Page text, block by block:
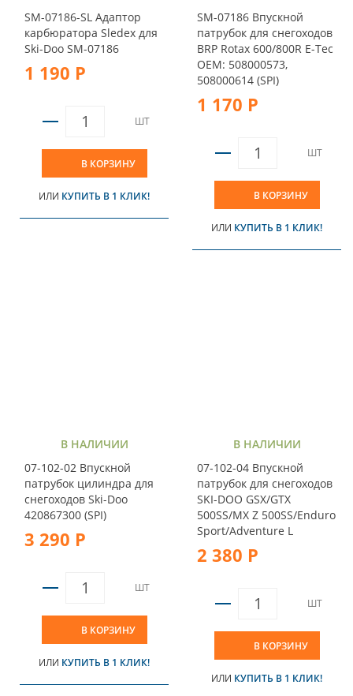
SM-07186-SL Адаптор
карбюратора Sledex для
Ski-Doo SM-07186
1 190 Р
ШТ
В КОРЗИНУ
ИЛИ КУПИТЬ В 1 КЛИК!
SM-07186 Впускной
патрубок для снегоходов
BRP Rotax 600/800R E-Tec
OEM: 508000573,
508000614 (SPI)
1 170 Р
ШТ
В КОРЗИНУ
ИЛИ КУПИТЬ В 1 КЛИК!
В НАЛИЧИИ
07-102-02 Впускной
патрубок цилиндра для
снегоходов Ski-Doo
420867300 (SPI)
3 290 Р
ШТ
В КОРЗИНУ
ИЛИ КУПИТЬ В 1 КЛИК!
В НАЛИЧИИ
07-102-04 Впускной
патрубок для снегоходов
SKI-DOO GSX/GTX
500SS/MX Z 500SS/Enduro
Sport/Adventure L
2 380 Р
ШТ
В КОРЗИНУ
ИЛИ КУПИТЬ В 1 КЛИК!